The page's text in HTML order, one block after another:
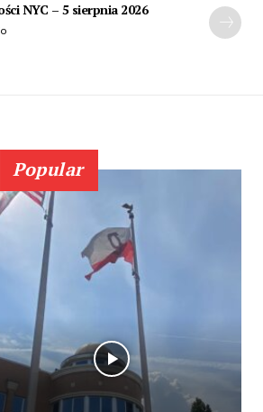
NYC – 5 sierpnia 2026
Popular